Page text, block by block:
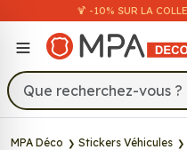
🍹 -10% SUR LA
MPA Déco Stickers Véhicules